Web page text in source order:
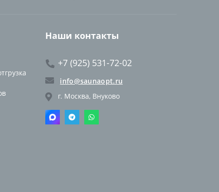
Наши контакты
+7 (925) 531-72-02
info@saunaopt.ru
г. Москва, Внуково